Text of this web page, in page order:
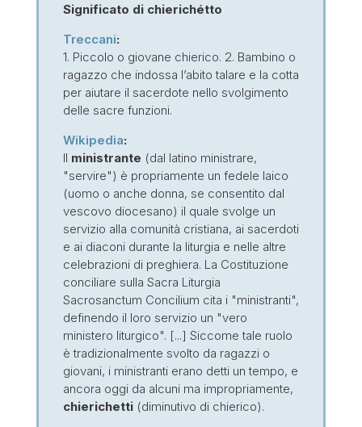
Significato di chierichétto
Treccani:
1. Piccolo o giovane chierico. 2. Bambino o
ragazzo che indossa l’abito talare e la cotta
per aiutare il sacerdote nello svolgimento
delle sacre funzioni.
Wikipedia:
Il ministrante (dal latino ministrare,
"servire") è propriamente un fedele laico
(uomo o anche donna, se consentito dal
vescovo diocesano) il quale svolge un
servizio alla comunità cristiana, ai sacerdoti
e ai diaconi durante la liturgia e nelle altre
celebrazioni di preghiera. La Costituzione
conciliare sulla Sacra Liturgia
Sacrosanctum Concilium cita i "ministranti",
definendo il loro servizio un "vero
ministero liturgico". [...] Siccome tale ruolo
è tradizionalmente svolto da ragazzi o
giovani, i ministranti erano detti un tempo, e
ancora oggi da alcuni ma impropriamente,
chierichetti(diminutivo di chierico).